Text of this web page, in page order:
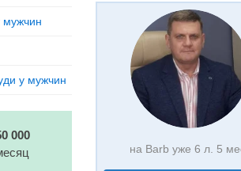
мужчин
у мужчин
000
на Barb уже 6 л. 5